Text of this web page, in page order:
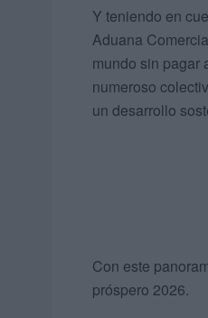
Y teniendo en
Aduana
mundo sin pagar
numeroso
un desarrollo
Con este
próspero 2026.